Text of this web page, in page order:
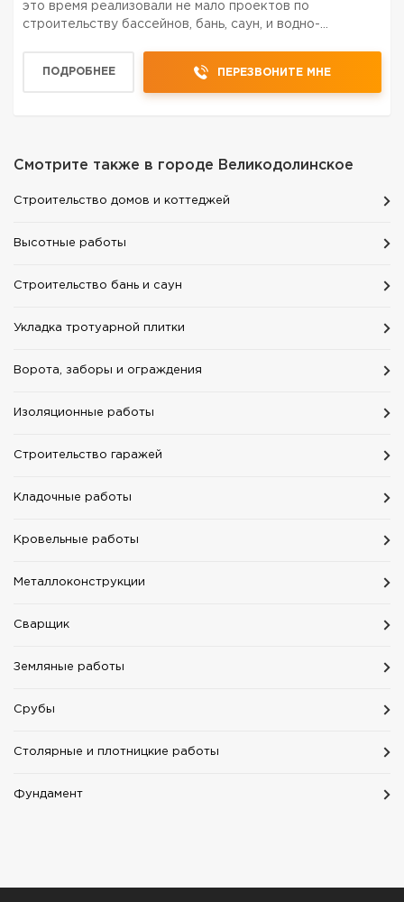
это время реализовали не мало проектов по
строительству бассейнов, бань, саун, и водно-
центров Sport...
ПОДРОБНЕЕ ПЕРЕЗВОНИТЕ МНЕ
Смотрите также в городе Великодолинское
Строительство домов и коттеджей
Высотные работы
Строительство бань и саун
Укладка тротуарной плитки
Ворота, заборы и ограждения
Изоляционные работы
Строительство гаражей
Кладочные работы
Кровельные работы
Mеталлоконструкции
Сварщик
Земляные работы
Срубы
Столярные и плотницкие работы
Фундамент